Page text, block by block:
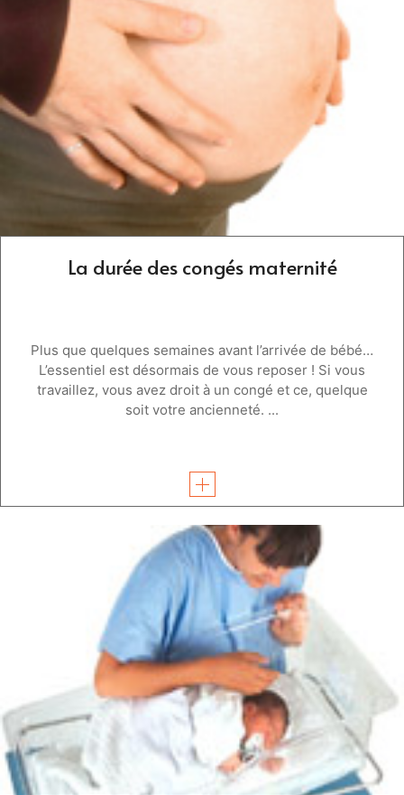
La durée des congés maternité
Plus que quelques semaines avant l’arrivée de bébé…
L’essentiel est désormais de vous reposer ! Si vous
travaillez, vous avez droit à un congé et ce, quelque
soit votre ancienneté. ...